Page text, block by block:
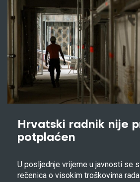
Hrvatski radnik nije
potplaćen
U posljednje vrijeme u javnosti se
rečenica o visokim troškovima